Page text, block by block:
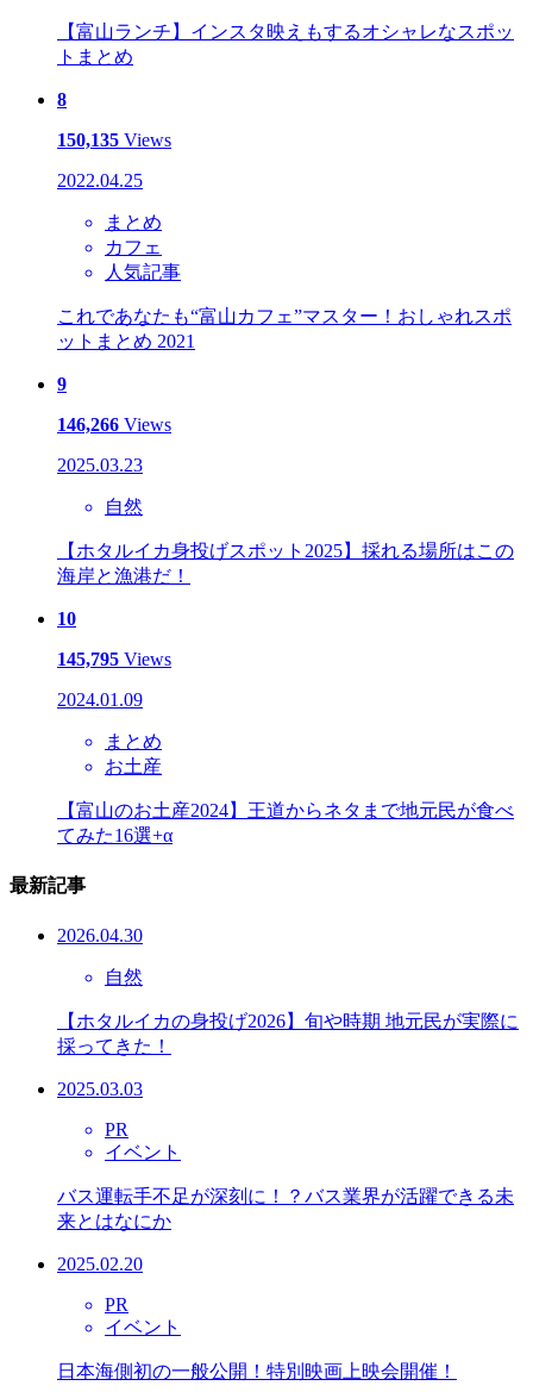
【富山ランチ】インスタ映えもするオシャレなスポッ
トまとめ
8
150,135 Views
2022.04.25
まとめ
カフェ
人気記事
これであなたも“富山カフェ”マスター！おしゃれスポ
ットまとめ 2021
9
146,266 Views
2025.03.23
自然
【ホタルイカ身投げスポット2025】採れる場所はこの
海岸と漁港だ！
10
145,795 Views
2024.01.09
まとめ
お土産
【富山のお土産2024】王道からネタまで地元民が食べ
てみた16選+α
最新記事
2026.04.30
自然
【ホタルイカの身投げ2026】旬や時期 地元民が実際に
採ってきた！
2025.03.03
PR
イベント
バス運転手不足が深刻に！？バス業界が活躍できる未
来とはなにか
2025.02.20
PR
イベント
日本海側初の一般公開！特別映画上映会開催！